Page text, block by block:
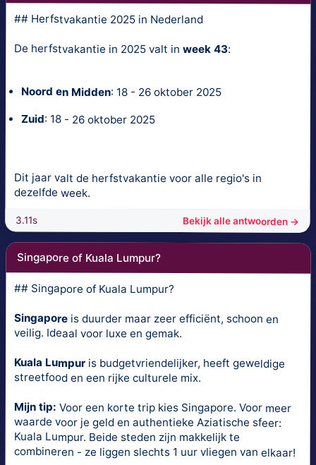
## Herfstvakantie 2025 in Nederland
De herfstvakantie in 2025 valt inweek 43:
Noord en Midden: 18 - 26 oktober 2025
Zuid: 18 - 26 oktober 2025
Dit jaar valt de herfstvakantie voor alle regio's in
dezelfde week.
3.11s Bekijk alle antwoorden →
Singapore of Kuala Lumpur?
## Singapore of Kuala Lumpur?
Singapore is duurder maar zeer efficiënt, schoon en
veilig. Ideaal voor luxe en gemak.
Kuala Lumpuris budgetvriendelijker, heeft geweldige
streetfood en een rijke culturele mix.
Mijn tip: Voor een korte trip kies Singapore. Voor meer
waarde voor je geld en authentieke Aziatische sfeer:
Kuala Lumpur. Beide steden zijn makkelijk te
combineren - ze liggen slechts 1 uur vliegen van elkaar!